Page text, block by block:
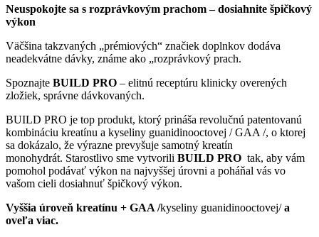
Neuspokojte sa s rozprávkovým prachom – dosiahnite špičkový
výkon
Väčšina takzvaných „prémiových“ značiek doplnkov dodáva
neadekvátne dávky, známe ako „rozprávkový prach.
Spoznajte BUILD PRO – elitnú receptúru klinicky overených
zložiek, správne dávkovaných.
BUILD PRO je top produkt, ktorý prináša revolučnú patentovanú
kombináciu kreatínu a kyseliny guanidinooctovej / GAA /, o ktorej
sa dokázalo, že výrazne prevyšuje samotný kreatín
monohydrát. Starostlivo sme vytvorili BUILD PRO tak, aby vám
pomohol podávať výkon na najvyššej úrovni a poháňal vás vo
vašom cieli dosiahnuť špičkový výkon.
Vyššia úroveň kreatínu + GAA /kyseliny guanidinooctovej/a
oveľa viac.